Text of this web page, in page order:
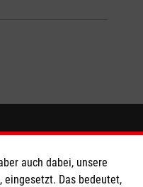
auch dabei, unsere
eingesetzt. Das bedeutet,